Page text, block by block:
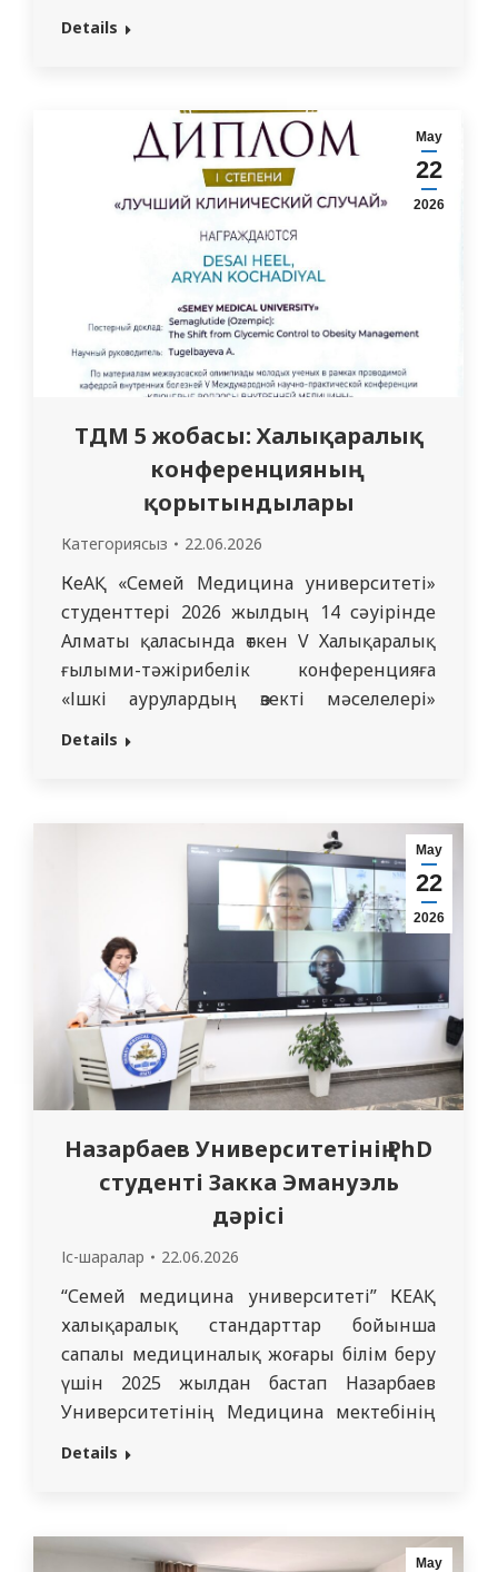
мен түннің теңелу күнімен тұспа-тұс
қатынастың символы. Бұл күні туған-
туыстар мен жақындарға барып,
Details
Мау
22
2026
ТДМ 5 жобасы: Халықаралық
конференцияның
қорытындылары
Категориясыз 22.06.2026
КеАҚ «Семей Медицина университеті»
студенттері 2026 жылдың 14 сәуірінде
Алматы қаласында өткен V Халықаралық
ғылыми-тәжірибелік конференцияға
«Ішкі аурулардың өзекті мәселелері»
қатысты. ТДМ 5 «Гендерлік теңдік»
Д.М. Тусупова атындағы ассистент, PhD
Тугелбаева А. ғылыми жетекшілігімен
жоғары наградаларға ие болды: I
дәрежелі диплом «Үздік клиникалық…
Details
Мау
22
2026
Назарбаев Университетінің PhD
студенті Закка Эмануэль
дәрісі
Іс-шаралар 22.06.2026
“Семей медицина университеті” КЕАҚ
халықаралық стандарттар бойынша
сапалы медициналық жоғары білім беру
үшін 2025 жылдан бастап Назарбаев
Университетінің Медицина мектебінің
(NUSOM) пилоттық бағдарламасын іске
студенті Закка Эмануэль “СМУ” КеАҚ
Details
Мау